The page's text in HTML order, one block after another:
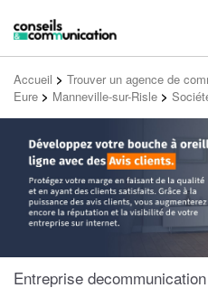
Accueil > Trouver un agence de
Eure > Manneville-sur-Risle >
Entreprise decommunication